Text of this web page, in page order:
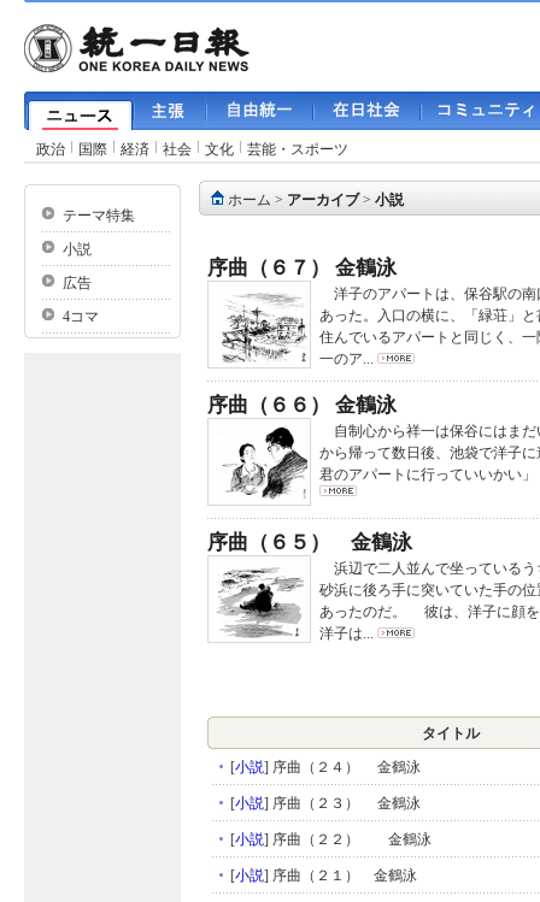
政治 国際 経済 社会 文化 芸能・スポーツ
テーマ特集
小説
広告
4コマ
ホーム > アーカイブ> 小説
序曲（６７） 金鶴泳
洋子のアパートは、保谷駅の
あった。入口の横に、「緑荘」
住んでいるアパートと同じく、
一のア...
序曲（６６） 金鶴泳
自制心から祥一は保谷にはま
から帰って数日後、池袋で洋子
君のアパートに行っていいか
序曲（６５） 金鶴泳
浜辺で二人並んで坐っている
砂浜に後ろ手に突いていた手の
あったのだ。 彼は、洋子に顔を
洋子は...
タイトル
[小説] 序曲（２４） 金鶴泳
[小説] 序曲（２３） 金鶴泳
[小説] 序曲（２２） 金鶴泳
[小説] 序曲（２１） 金鶴泳